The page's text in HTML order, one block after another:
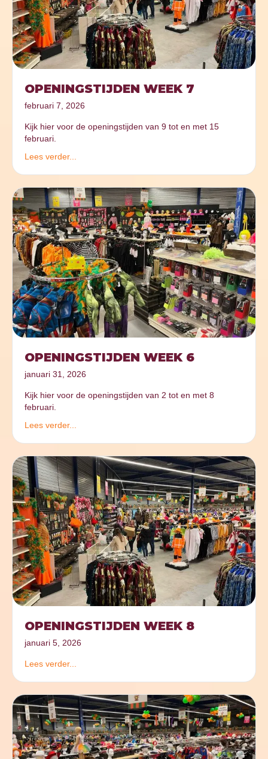
OPENINGSTIJDEN WEEK 7
februari 7, 2026
Kijk hier voor de openingstijden van 9 tot en met 15
februari.
Lees verder...
OPENINGSTIJDEN WEEK 6
januari 31, 2026
Kijk hier voor de openingstijden van 2 tot en met 8
februari.
Lees verder...
OPENINGSTIJDEN WEEK 8
januari 5, 2026
Lees verder...